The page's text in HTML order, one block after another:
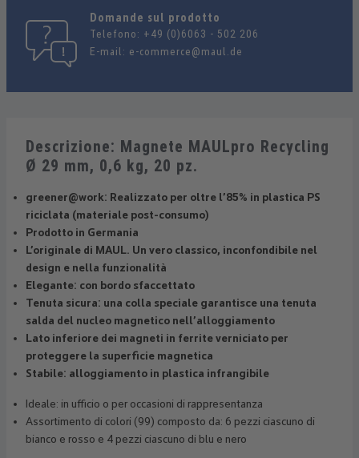
Domande sul prodotto
Telefono: +49 (0)6063 - 502 206
E-mail: e-commerce@maul.de
Descrizione: Magnete MAULpro Recycling
Ø 29 mm, 0,6 kg, 20 pz.
greener@work: Realizzato per oltre l’85% in plastica PS
riciclata (materiale post-consumo)
Prodotto in Germania
L’originale di MAUL. Un vero classico, inconfondibile nel
design e nella funzionalità
Elegante: con bordo sfaccettato
Tenuta sicura: una colla speciale garantisce una tenuta
salda del nucleo magnetico nell’alloggiamento
Lato inferiore dei magneti in ferrite verniciato per
proteggere la superficie magnetica
Stabile: alloggiamento in plastica infrangibile
Ideale: in ufficio o per occasioni di rappresentanza
Assortimento di colori (99) composto da: 6 pezzi ciascuno di
bianco e rosso e 4 pezzi ciascuno di blu e nero